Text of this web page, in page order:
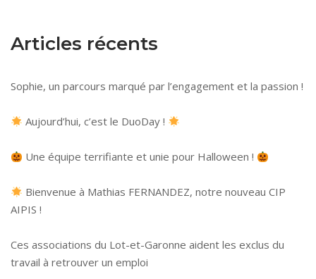
Articles récents
Sophie, un parcours marqué par l’engagement et la passion !
Aujourd’hui, c’est le DuoDay !
Une équipe terrifiante et unie pour Halloween !
Bienvenue à Mathias FERNANDEZ, notre nouveau CIP
AIPIS !
Ces associations du Lot-et-Garonne aident les exclus du
travail à retrouver un emploi